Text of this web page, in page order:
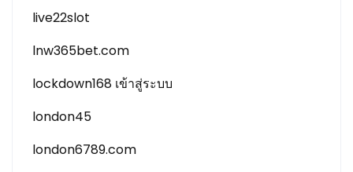
live22slot
lnw365bet.com
lockdown168 เข้าสู่ระบบ
london45
london6789.com